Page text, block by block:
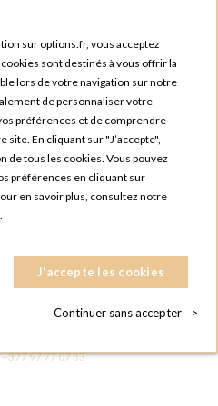
ROUEN
Clos Tellier
du-Rouvray
+33 2 35 08 38 53
TOULOUSE
de Saint-Martin du Touch
Toulouse
MC
+377 97 77 07 33
sur options.fr, vous acceptez
sont destinés à vous offrir la
lors de votre navigation sur notre
de personnaliser votre
préférences et de comprendre
En cliquant sur "J’accepte",
de tous les cookies. Vous pouvez
préférences en cliquant sur
en savoir plus, consultez notre
.
J'accepte les cookies
Continuer sans accepter >